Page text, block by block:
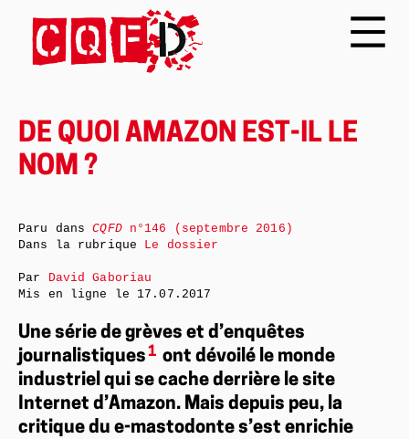
DE QUOI AMAZON EST-IL LE
NOM ?
Une série de grèves et d’enquêtes
journalistiques1 ont dévoilé le monde
industriel qui se cache derrière le site
Internet d’Amazon. Mais depuis peu, la
critique du e-mastodonte s’est enrichie
Paru dansCQFDn°146 (septembre 2016)
Dans la rubrique Le dossier
Par David Gaboriau
Mis en ligne le 17.07.2017